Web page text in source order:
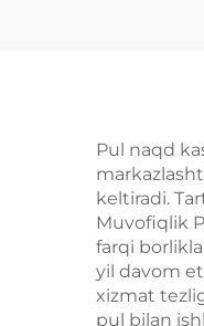
Pul naqd
keltiradi.
Muvofiqlik
farqi
yil davom
xizmat
pul bilan